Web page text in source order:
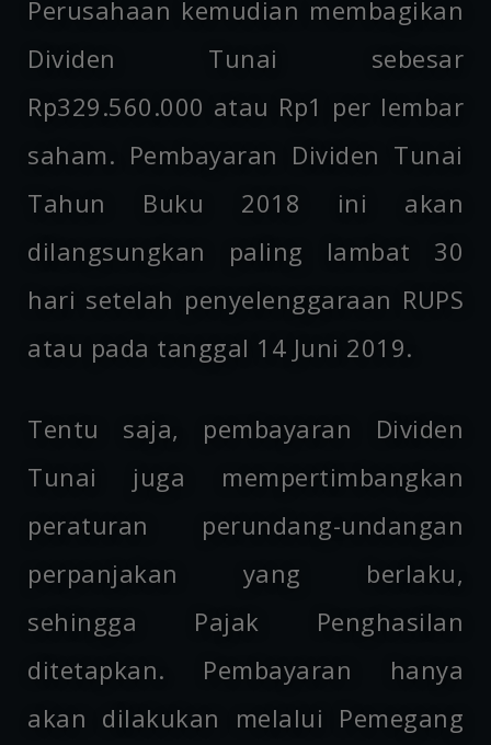
Perusahaan kemudian membagikan
Dividen Tunai sebesar
Rp329.560.000 atau Rp1 per lembar
saham. Pembayaran Dividen Tunai
Tahun Buku 2018 ini akan
dilangsungkan paling lambat 30
hari setelah penyelenggaraan RUPS
atau pada tanggal 14 Juni 2019.
Tentu saja, pembayaran Dividen
Tunai juga mempertimbangkan
peraturan perundang-undangan
perpanjakan yang berlaku,
sehingga Pajak Penghasilan
ditetapkan. Pembayaran hanya
akan dilakukan melalui Pemegang